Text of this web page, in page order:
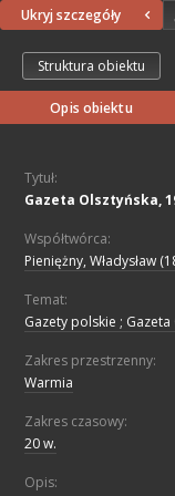
Ukryj szczegóły
Struktura obiektu
Opis obiektu
Tytuł:
Gazeta Olsztyńska,
Współtwórca:
Pieniężny, Władysław
Temat:
Gazety polskie ; Gazeta
Zakres przestrzenny:
Warmia
Zakres czasowy:
20 w.
Opis: